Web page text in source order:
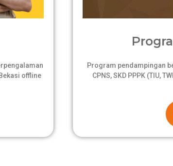
offline
Program pendampingan
CPNS, SKD PPPK (TIU,